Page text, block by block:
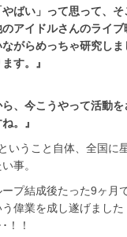
ばい」って思って、
アイドルさんのライブ
がらめっちゃ研究し
す。』
ら、今こうやって活動
。』
いうこと自体、全国に
事。
プ結成後たった9ヶ月
偉業を成し遂げました
！！